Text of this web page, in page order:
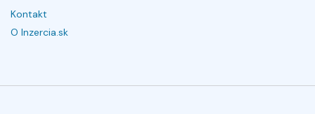
Kontakt
O Inzercia.sk